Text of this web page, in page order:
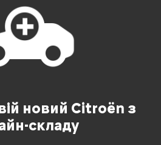
новий Citroën з
складу